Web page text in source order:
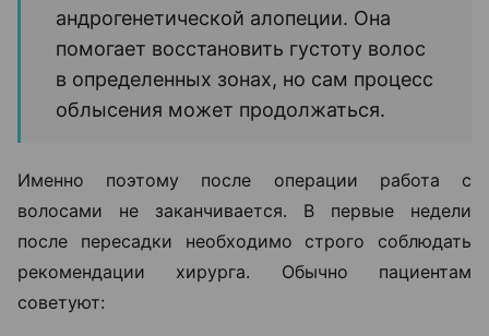
андрогенетической алопеции. Она
помогает восстановить густоту волос
в определенных зонах, но сам процесс
облысения может продолжаться.
Именно поэтому после операции работа с
волосами не заканчивается. В первые недели
после пересадки необходимо строго соблюдать
рекомендации хирурга. Обычно пациентам
советуют: